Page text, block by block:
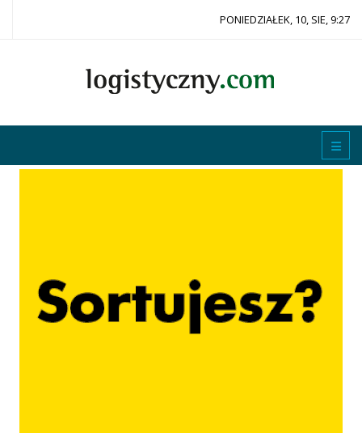
PONIEDZIAŁEK, 10, SIE, 9:27